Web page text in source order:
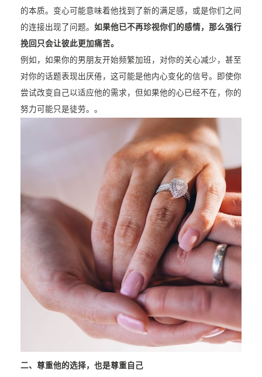
的本质。变心可能意味着他找到了新的满足感，或是你们之间
的连接出现了问题。 如果他已不再珍视你们的感情，那么强行
挽回只会让彼此更加痛苦。
例如，如果你的男朋友开始频繁加班，对你的关心减少，甚至
对你的话题表现出厌倦，这可能是他内心变化的信号。即使你
尝试改变自己以适应他的需求，但如果他的心已经不在，你的
努力可能只是徒劳。。
二、尊重他的选择，也是尊重自己